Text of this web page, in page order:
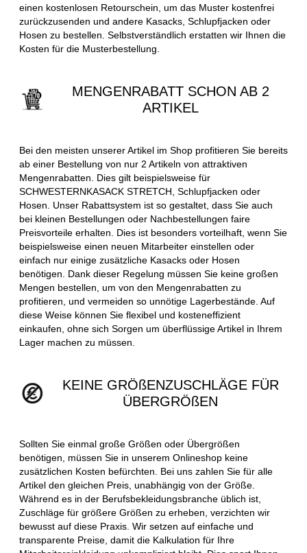
einen kostenlosen Retourschein, um das Muster kostenfrei
zurückzusenden und andere Kasacks, Schlupfjacken oder
Hosen zu bestellen. Selbstverständlich erstatten wir Ihnen die
Kosten für die Musterbestellung.
MENGENRABATT SCHON AB 2
ARTIKEL
Bei den meisten unserer Artikel im Shop profitieren Sie bereits
ab einer Bestellung von nur 2 Artikeln von attraktiven
Mengenrabatten. Dies gilt beispielsweise für
SCHWESTERNKASACK STRETCH, Schlupfjacken oder
Hosen. Unser Rabattsystem ist so gestaltet, dass Sie auch
bei kleinen Bestellungen oder Nachbestellungen faire
Preisvorteile erhalten. Dies ist besonders vorteilhaft, wenn Sie
beispielsweise einen neuen Mitarbeiter einstellen oder
einfach nur einige zusätzliche Kasacks oder Hosen
benötigen. Dank dieser Regelung müssen Sie keine großen
Mengen bestellen, um von den Mengenrabatten zu
profitieren, und vermeiden so unnötige Lagerbestände. Auf
diese Weise können Sie flexibel und kosteneffizient
einkaufen, ohne sich Sorgen um überflüssige Artikel in Ihrem
Lager machen zu müssen.
KEINE GRÖßENZUSCHLÄGE FÜR
ÜBERGRÖßEN
Sollten Sie einmal große Größen oder Übergrößen
benötigen, müssen Sie in unserem Onlineshop keine
zusätzlichen Kosten befürchten. Bei uns zahlen Sie für alle
Artikel den gleichen Preis, unabhängig von der Größe.
Während es in der Berufsbekleidungsbranche üblich ist,
Zuschläge für größere Größen zu erheben, verzichten wir
bewusst auf diese Praxis. Wir setzen auf einfache und
transparente Preise, damit die Kalkulation für Ihre